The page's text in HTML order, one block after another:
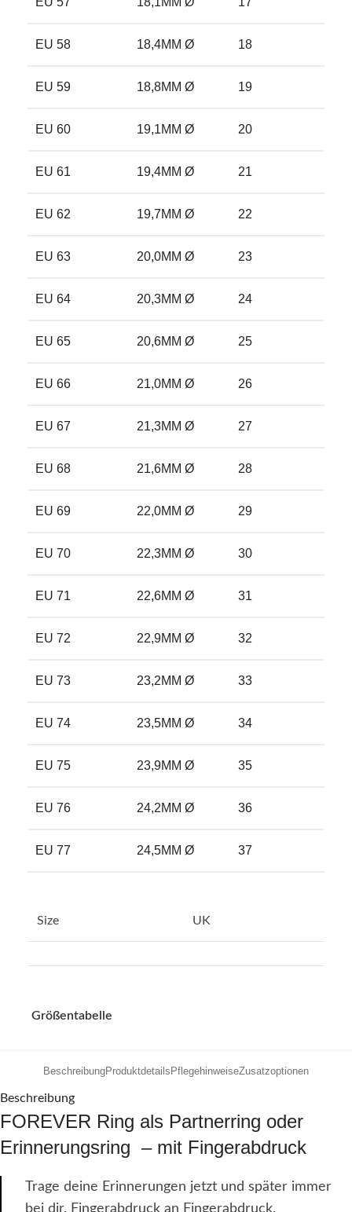
EU 58 18,4MM Ø 18
EU 59 18,8MM Ø 19
EU 60 19,1MM Ø 20
EU 61 19,4MM Ø 21
EU 62 19,7MM Ø 22
EU 63 20,0MM Ø 23
EU 64 20,3MM Ø 24
EU 65 20,6MM Ø 25
EU 66 21,0MM Ø 26
EU 67 21,3MM Ø 27
EU 68 21,6MM Ø 28
EU 69 22,0MM Ø 29
EU 70 22,3MM Ø 30
EU 71 22,6MM Ø 31
EU 72 22,9MM Ø 32
EU 73 23,2MM Ø 33
EU 74 23,5MM Ø 34
EU 75 23,9MM Ø 35
EU 76 24,2MM Ø 36
EU 77 24,5MM Ø 37
Size UK
Größentabelle
BeschreibungProduktdetails PflegehinweiseZusatzoptionen
Beschreibung
FOREVER Ring als Partnerring oder
Erinnerungsring – mit Fingerabdruck
Trage deine Erinnerungen jetzt und später immer
bei dir. Fingerabdruck an Fingerabdruck.